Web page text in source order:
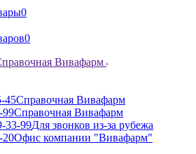
0
0
Вивафарм
45Справочная Вивафарм
99Справочная Вивафарм
33-99Для звонков из-за рубежа
20Офис компании "Вивафарм"